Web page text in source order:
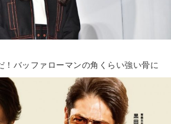
！バッファローマンの角くらい強い骨に